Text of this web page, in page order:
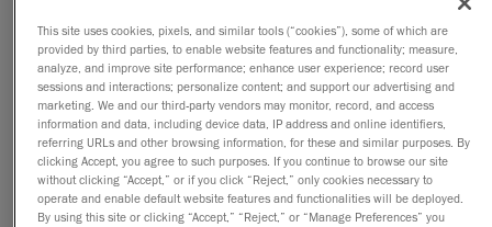
recientemente 160 años de operaciones, continuando
su desarrollo en medio de los drásticos aumentos de
los costos de las materias primas, impulsada por un
espíritu de conquista, innovación y solidez industrial.
Su nicho de mercado son las tuberías de hierro
fundido dúctil (anteriormente arrabio gris) para el
transporte de agua, el saneamiento y aplicaciones
industriales.
This site uses cookies, pixels, and similar tools (“cookies”), some of which are
provided by third parties, to enable website features and functionality; measure,
analyze, and improve site performance; enhance user experience; record user
sessions and interactions; personalize content; and support our advertising and
marketing. We and our third-party vendors may monitor, record, and access
information and data, including device data, IP address and online identifiers,
referring URLs and other browsing information, for these and similar purposes. By
clicking Accept, you agree to such purposes. If you continue to browse our site
without clicking “Accept,” or if you click “Reject,” only cookies necessary to
operate and enable default website features and functionalities will be deployed.
By using this site or clicking “Accept,” “Reject,” or “Manage Preferences” you